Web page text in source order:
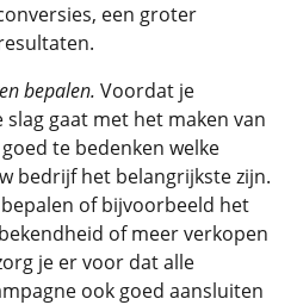
een groter
bepalen. Voordat je
slag gaat met het maken van
te bedenken welke
bedrijf het belangrijkste zijn.
of bijvoorbeeld het
of meer verkopen
je er voor dat alle
ook goed aansluiten